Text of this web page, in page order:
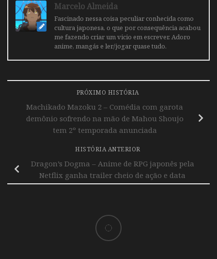
Marcelo Almeida
Fascinado nessa coisa peculiar conhecida como
cultura japonesa, o que por consequência acabou
me fazendo criar um vicio em escrever. Adoro
anime, mangás e ler/jogar quase tudo.
PRÓXIMO HISTÓRIA
Machikado Mazoku 2 – Comédia com garota
demônio sofrendo na mão de Mahou Shoujo
tem 2º temporada anunciada
HISTÓRIA ANTERIOR
Dragon’s Dogma – Anime de RPG japonês pela
Netflix ganha trailer cheio de ação e data